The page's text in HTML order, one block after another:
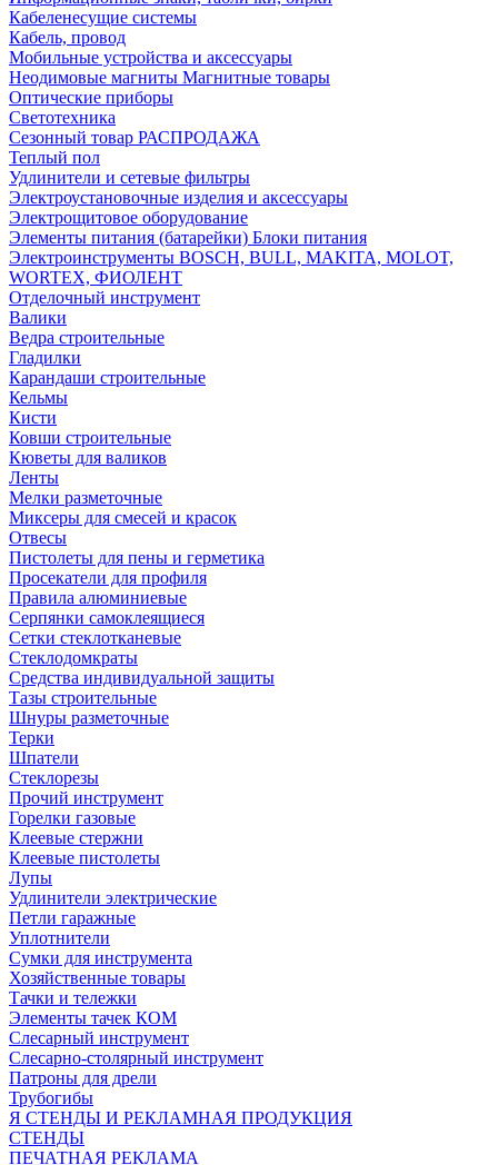
Кабеленесущие системы
Кабель, провод
Мобильные устройства и аксессуары
Неодимовые магниты Магнитные товары
Оптические приборы
Светотехника
Сезонный товар РАСПРОДАЖА
Теплый пол
Удлинители и сетевые фильтры
Электроустановочные изделия и аксессуары
Электрощитовое оборудование
Элементы питания (батарейки) Блоки питания
Электроинструменты BOSCH, BULL, MAKITA, MOLOT,
WORTEX, ФИОЛЕНТ
Отделочный инструмент
Валики
Ведра строительные
Гладилки
Карандаши строительные
Кельмы
Кисти
Ковши строительные
Кюветы для валиков
Ленты
Мелки разметочные
Миксеры для смесей и красок
Отвесы
Пистолеты для пены и герметика
Просекатели для профиля
Правила алюминиевые
Серпянки самоклеящиеся
Сетки стеклотканевые
Стеклодомкраты
Средства индивидуальной защиты
Тазы строительные
Шнуры разметочные
Терки
Шпатели
Стеклорезы
Прочий инструмент
Горелки газовые
Клеевые стержни
Клеевые пистолеты
Лупы
Удлинители электрические
Петли гаражные
Уплотнители
Сумки для инструмента
Хозяйственные товары
Тачки и тележки
Элементы тачек КОМ
Слесарный инструмент
Слесарно-столярный инструмент
Патроны для дрели
Трубогибы
Я СТЕНДЫ И РЕКЛАМНАЯ ПРОДУКЦИЯ
СТЕНДЫ
ПЕЧАТНАЯ РЕКЛАМА